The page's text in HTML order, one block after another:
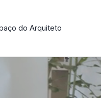
do Arquiteto
sofás e mesas de